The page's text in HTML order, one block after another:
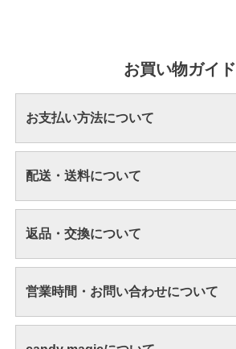
お買い物ガイド
お支払い方法について
配送・送料について
返品・交換について
営業時間・お問い合わせについて